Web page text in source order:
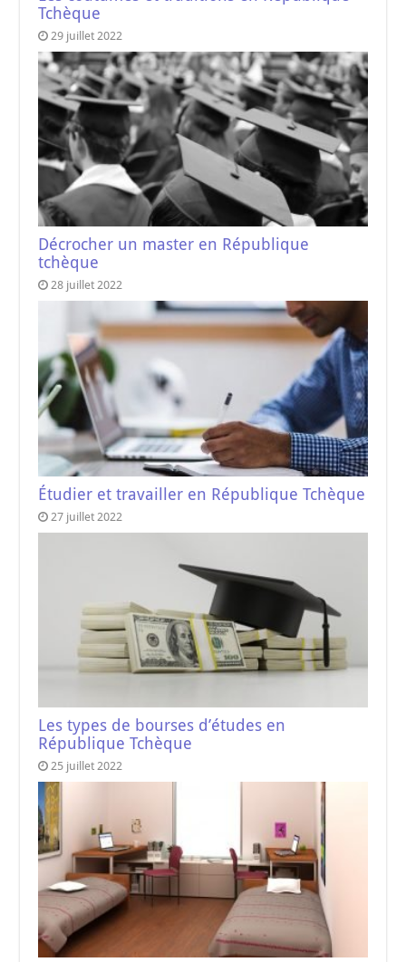
Tchèque
29 juillet 2022
Décrocher un master en République
tchèque
28 juillet 2022
Étudier et travailler en République Tchèque
27 juillet 2022
Les types de bourses d’études en
République Tchèque
25 juillet 2022